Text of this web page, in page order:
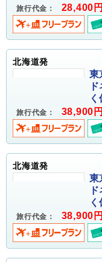
旅行代金： 28,400
北海道発
東
旅行代金： 38,900
北海道発
東
旅行代金： 38,900